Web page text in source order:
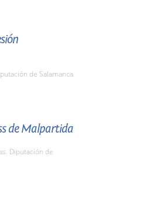
de Salamanca
de Malpartida
Diputación de